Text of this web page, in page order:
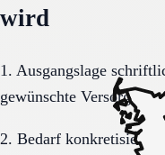
wird
1. Ausgangslage
gewünschte
2. Bedarf